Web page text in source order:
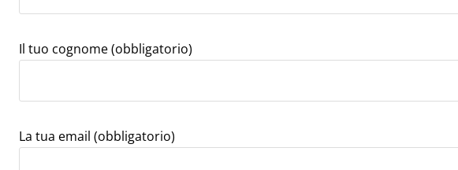
Il tuo cognome (obbligatorio)
La tua email (obbligatorio)